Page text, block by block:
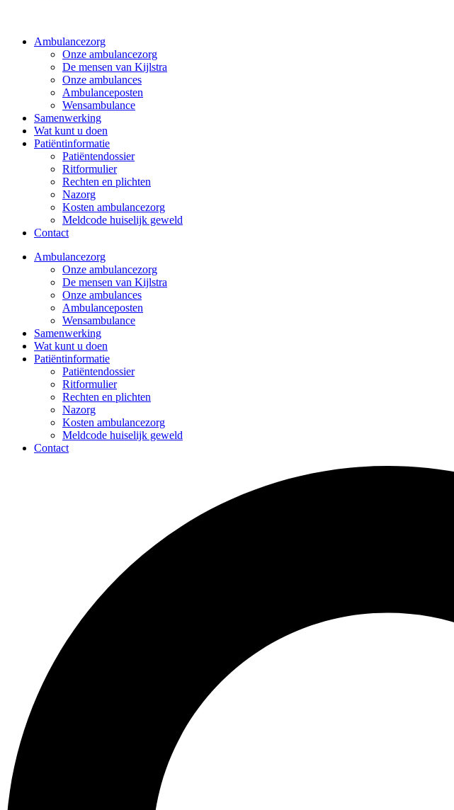
Ambulancezorg
Onze ambulancezorg
De mensen van Kijlstra
Onze ambulances
Ambulanceposten
Wensambulance
Samenwerking
Wat kunt u doen
Patiëntinformatie
Patiëntendossier
Ritformulier
Rechten en plichten
Nazorg
Kosten ambulancezorg
Meldcode huiselijk geweld
Contact
Ambulancezorg
Onze ambulancezorg
De mensen van Kijlstra
Onze ambulances
Ambulanceposten
Wensambulance
Samenwerking
Wat kunt u doen
Patiëntinformatie
Patiëntendossier
Ritformulier
Rechten en plichten
Nazorg
Kosten ambulancezorg
Meldcode huiselijk geweld
Contact